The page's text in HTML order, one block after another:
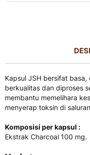
Kapsul JSH bersifat
berkualitas dan diproses
membantu memelihara
menyerap toksin di
Komposisi per kapsul :
Ekstrak Charcoal 100 mg.